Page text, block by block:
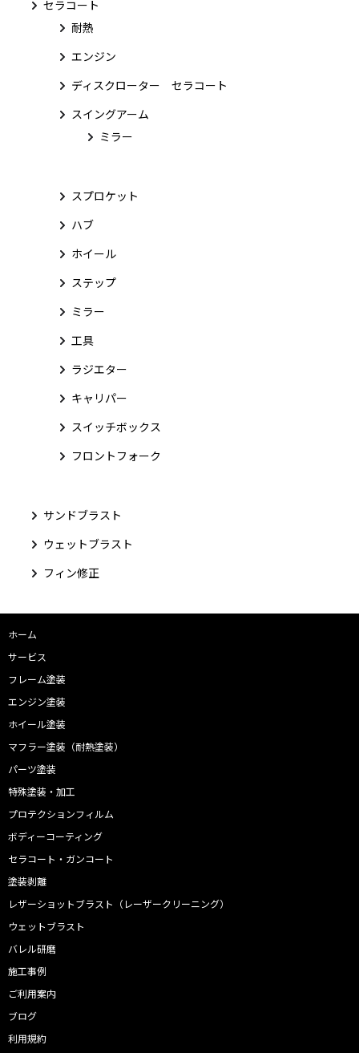
セラコート
耐熱
エンジン
ディスクローター セラコート
スイングアーム
ミラー
スプロケット
ハブ
ホイール
ステップ
ミラー
工具
ラジエター
キャリパー
スイッチボックス
フロントフォーク
サンドブラスト
ウェットブラスト
フィン修正
ホーム
サービス
フレーム塗装
エンジン塗装
ホイール塗装
マフラー塗装（耐熱塗装）
パーツ塗装
特殊塗装・加工
プロテクションフィルム
ボディーコーティング
セラコート・ガンコート
塗装剥離
レザーショットブラスト（レーザークリーニング）
ウェットブラスト
バレル研磨
施工事例
ご利用案内
ブログ
利用規約